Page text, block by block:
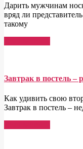
Дарить мужчинам
вряд ли
такому
Завтрак в постель –
Как удивить свою
Завтрак в постель –